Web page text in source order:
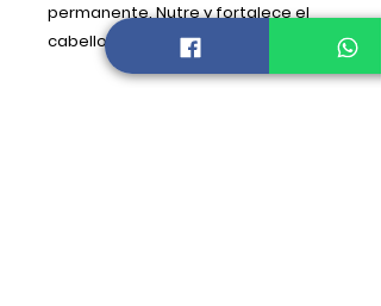
permanente. Nutre y fortalece el
cabello de la raíz a las puntas.